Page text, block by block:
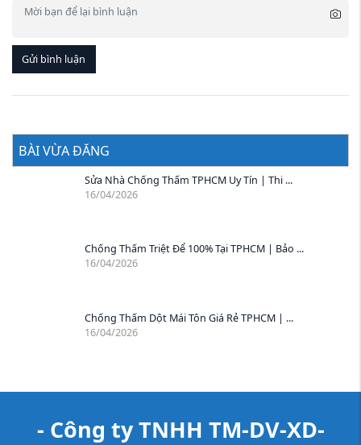
Gửi bình luận
BÀI VỪA ĐĂNG
Sửa Nhà Chống Thấm TPHCM Uy Tín | Thi ...
16/04/2026
Chống Thấm Triệt Để 100% Tại TPHCM | Bảo ...
16/04/2026
Chống Thấm Dột Mái Tôn Giá Rẻ TPHCM | ...
16/04/2026
- Công ty TNHH TM-DV-XD-